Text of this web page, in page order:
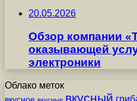
20.05.2026
Обзор компании
оказывающей
электроники
Облако меток
вкусное вкусный